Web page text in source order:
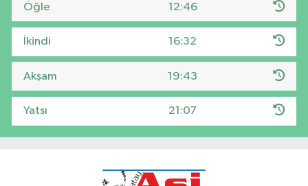
Öğle 12:46
İkindi 16:32
Akşam 19:43
Yatsı 21:07